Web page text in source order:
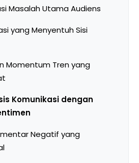
Masalah Utama Audiens
yang Menyentuh Sisi
Momentum Tren yang
Komunikasi dengan
Negatif yang